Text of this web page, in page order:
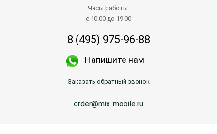
Часы работы:
с 10.00 до 19.00
8 (495) 975-96-88
Напишите нам
Заказать обратный звонок
order@mix-mobile.ru